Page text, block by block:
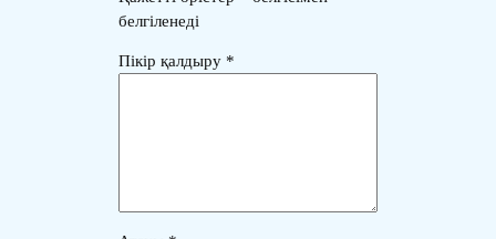
белгіленеді
Пікір қалдыру *